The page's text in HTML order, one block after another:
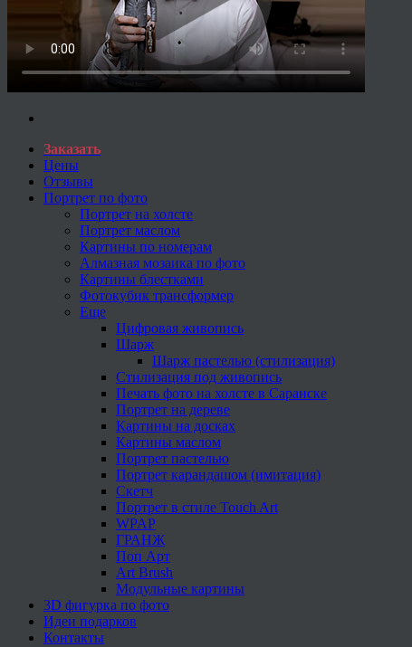
Заказать
Цены
Отзывы
Портрет по фото
Портрет на холсте
Портрет маслом
Картины по номерам
Алмазная мозаика по фото
Картины блестками
Фотокубик трансформер
Еще
Цифровая живопись
Шарж
Шарж пастелью (стилизация)
Стилизация под живопись
Печать фото на холсте в Саранске
Портрет на дереве
Картины на досках
Картины маслом
Портрет пастелью
Портрет карандашом (имитация)
Скетч
Портрет в стиле Touch Art
WPAP
ГРАНЖ
Поп Арт
Art Brush
Модульные картины
3D фигурка по фото
Идеи подарков
Контакты